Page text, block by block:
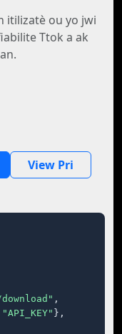
itilizatè ou yo jwi
Ttok a ak
View Pri
,
"API_KEY" },